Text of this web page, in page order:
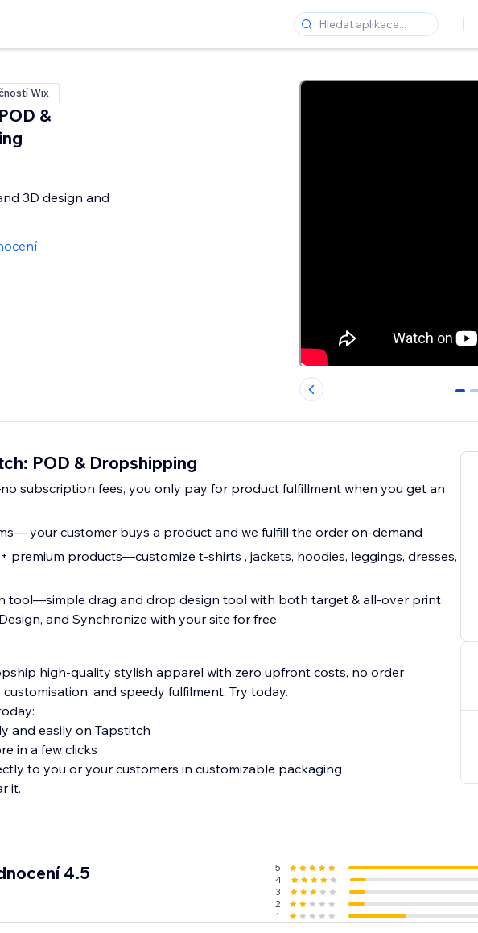
Wix
&
3D design and
0 1
POD & Dropshipping
subscription fees, you only pay for product fulfillment when you get an
your customer buys a product and we fulfill the order on-demand
t-shirts , jackets, hoodies, leggings, dresses,
tool—simple drag and drop design tool with both target & all-over print
and Synchronize with your site for free
high-quality stylish apparel with zero upfront costs, no order
and speedy fulfilment. Try today.
and easily on Tapstitch
in a few clicks
to you or your customers in customizable packaging
it.
4.5 5
4
3
2
1